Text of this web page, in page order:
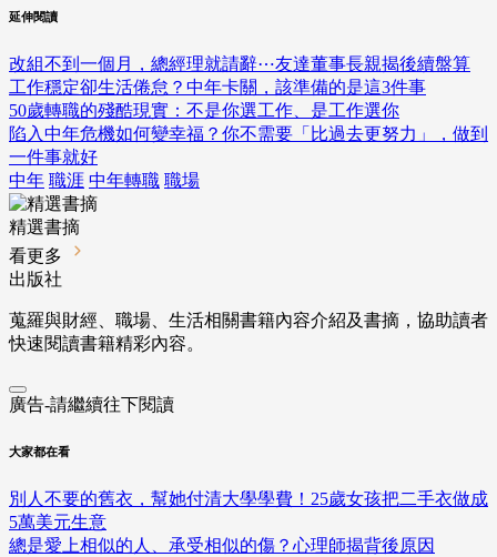
延伸閱讀
改組不到一個月，總經理就請辭⋯友達董事長親揭後續盤算
工作穩定卻生活倦怠？中年卡關，該準備的是這3件事
50歲轉職的殘酷現實：不是你選工作、是工作選你
陷入中年危機如何變幸福？你不需要「比過去更努力」，做到
一件事就好
中年 職涯 中年轉職 職場
精選書摘
看更多
出版社
蒐羅與財經、職場、生活相關書籍內容介紹及書摘，協助讀者
快速閱讀書籍精彩內容。
廣告-請繼續往下閱讀
大家都在看
別人不要的舊衣，幫她付清大學學費！25歲女孩把二手衣做成
5萬美元生意
總是愛上相似的人、承受相似的傷？心理師揭背後原因